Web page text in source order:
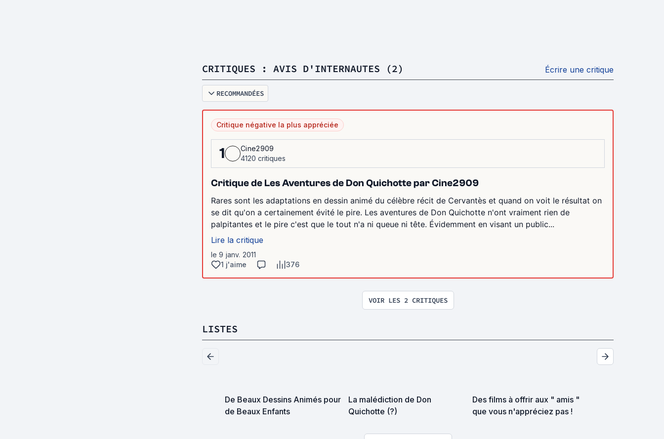
CRITIQUES : AVIS D'INTERNAUTES (2) Écrire une critique
RECOMMANDÉES
Critique négative la plus appréciée
1
Cine2909
4120 critiques
Critique de Les Aventures de Don Quichotte par Cine2909
Rares sont les adaptations en dessin animé du célèbre récit de Cervantès et quand on voit le résultat on
se dit qu'on a certainement évité le pire. Les aventures de Don Quichotte n'ont vraiment rien de
palpitantes et le pire c'est que le tout n'a ni queue ni tête. Évidemment en visant un public...
Lire la critique
le 9 janv. 2011
1 j'aime
376
VOIR LES 2 CRITIQUES
LISTES
De Beaux Dessins Animés pour
de Beaux Enfants
La malédiction de Don
Quichotte (?)
Des films à offrir aux " amis "
que vous n'appréciez pas !